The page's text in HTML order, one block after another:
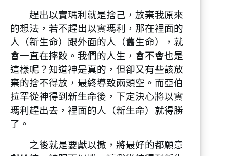
趕出以實瑪利就是捨己，放棄我原來
的想法，若不趕出以實瑪利，那在裡面的
人（新生命）跟外面的人（舊生命），就
會一直在摔跤。我們的人生，會不會也是
這樣呢？知道神是真的，但卻又有些該放
棄的捨不得放，最終導致兩頭空。而亞伯
拉罕從神得到新生命後，下定決心將以實
瑪利趕出去，裡面的人（新生命）就得勝
了。
之後就是要獻以撒，將最好的都願意